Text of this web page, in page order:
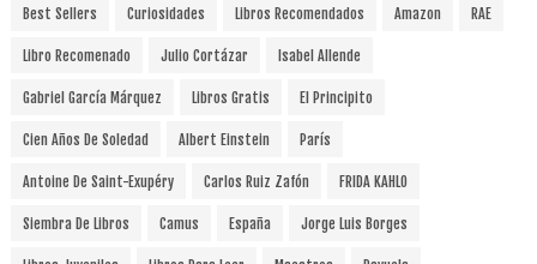
Best Sellers Curiosidades Libros Recomendados Amazon RAE
Libro Recomenado Julio Cortázar Isabel Allende
Gabriel García Márquez Libros Gratis El Principito
Cien Años De Soledad Albert Einstein París
Antoine De Saint-Exupéry Carlos Ruiz Zafón FRIDA KAHLO
Siembra De Libros Camus España Jorge Luis Borges